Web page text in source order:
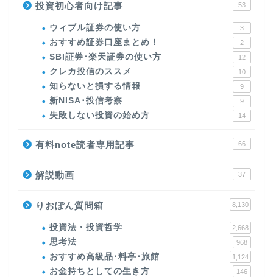
投資初心者向け記事 53
ウィブル証券の使い方 3
おすすめ証券口座まとめ！ 2
SBI証券･楽天証券の使い方 12
クレカ投信のススメ 10
知らないと損する情報 9
新NISA･投信考察 9
失敗しない投資の始め方 14
有料note読者専用記事 66
解説動画 37
りおぽん質問箱 8,130
投資法・投資哲学 2,668
思考法 968
おすすめ高級品･料亭･旅館 1,124
お金持ちとしての生き方 146